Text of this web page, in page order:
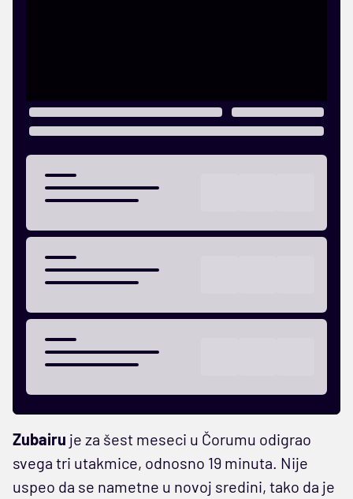
Zubairu je za šest meseci u Čorumu odigrao
svega tri utakmice, odnosno 19 minuta. Nije
uspeo da se nametne u novoj sredini, tako da je